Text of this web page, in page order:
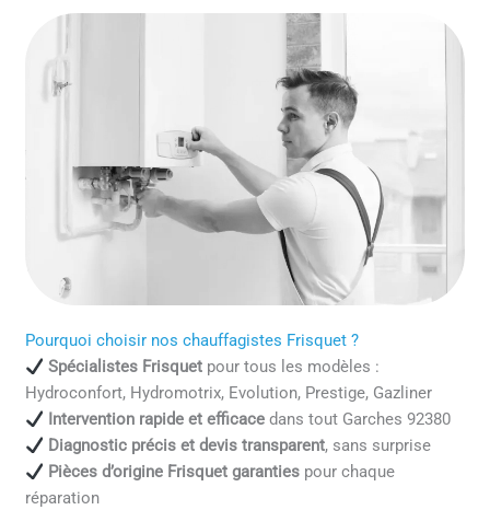
Pourquoi choisir nos chauffagistes Frisquet ?
Spécialistes Frisquetpour tous les modèles :
Hydroconfort, Hydromotrix, Evolution, Prestige, Gazliner
Intervention rapide et efficacedans tout Garches 92380
Diagnostic précis et devis transparent, sans surprise
Pièces d’origine Frisquet garantiespour chaque
réparation